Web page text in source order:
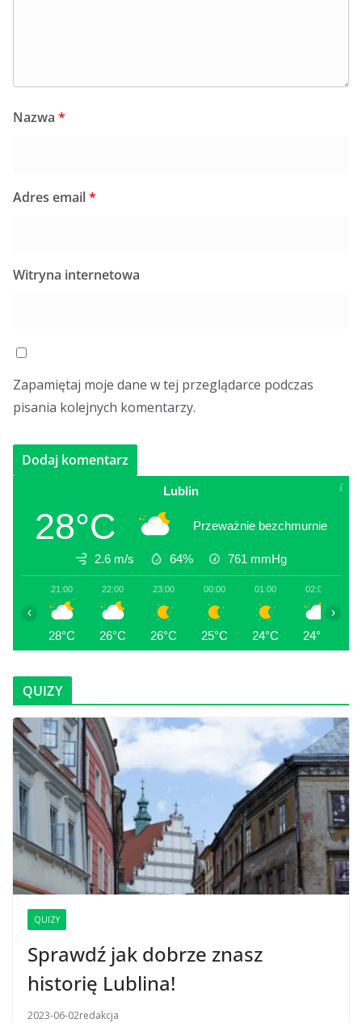
Nazwa *
Adres email*
Witryna internetowa
Zapamiętaj moje dane w tej przeglądarce podczas
pisania kolejnych komentarzy.
Lublin
28°C Przeważnie bezchmurnie
2.6 m/s 64% 761 mmHg
21:00
28°C
22:00
26°C
23:00
26°C
00:00
25°C
01:00
24°C
02:00
24°C
‹ ›
QUIZY
QUIZY
Sprawdź jak dobrze znasz
historię Lublina!
2023-06-02redakcja